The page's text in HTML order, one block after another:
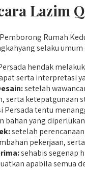
Lazim
Rumah
selaku
hendak
serta interpretasi
setelah
serta ketepatgunaan
Persada tentu
bahan yang diperlukan
setelah
pekerjaan,
sehabis segenap
apabila semua